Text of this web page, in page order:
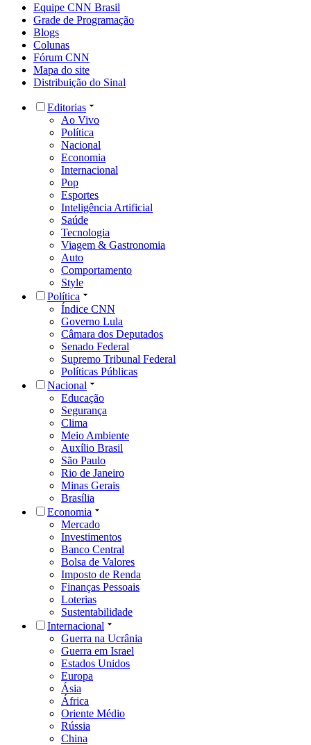
Equipe CNN Brasil
Grade de Programação
Blogs
Colunas
Fórum CNN
Mapa do site
Distribuição do Sinal
Editorias
Ao Vivo
Política
Nacional
Economia
Internacional
Pop
Esportes
Inteligência Artificial
Saúde
Tecnologia
Viagem & Gastronomia
Auto
Comportamento
Style
Política
Índice CNN
Governo Lula
Câmara dos Deputados
Senado Federal
Supremo Tribunal Federal
Políticas Públicas
Nacional
Educação
Segurança
Clima
Meio Ambiente
Auxílio Brasil
São Paulo
Rio de Janeiro
Minas Gerais
Brasília
Economia
Mercado
Investimentos
Banco Central
Bolsa de Valores
Imposto de Renda
Finanças Pessoais
Loterias
Sustentabilidade
Internacional
Guerra na Ucrânia
Guerra em Israel
Estados Unidos
Europa
Ásia
África
Oriente Médio
Rússia
China